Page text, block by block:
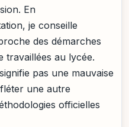
En
je conseille
des démarches
travaillées au lycée.
pas une mauvaise
une autre
officielles